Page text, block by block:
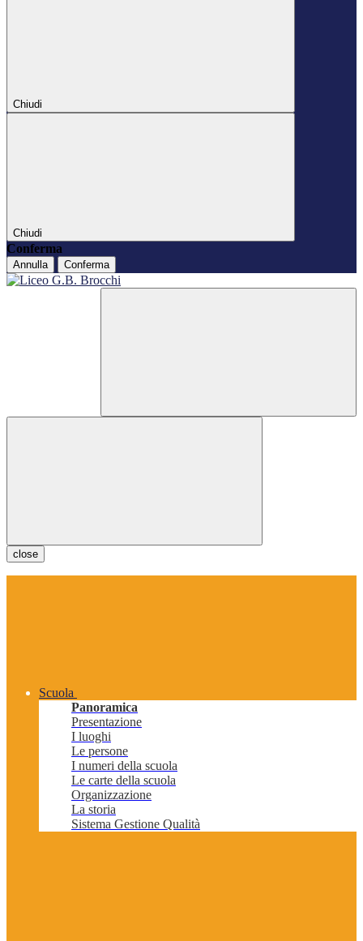
Chiudi
Chiudi
Conferma
Annulla Conferma
close
Scuola
Panoramica
Presentazione
I luoghi
Le persone
I numeri della scuola
Le carte della scuola
Organizzazione
La storia
Sistema Gestione Qualità